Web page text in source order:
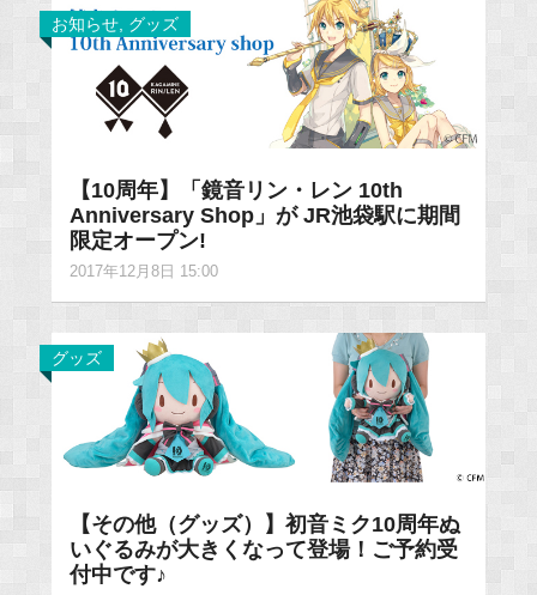
お知らせ, グッズ
【10周年】「鏡音リン・レン 10th
Anniversary Shop」が JR池袋駅に期間
限定オープン!
2017年12月8日 15:00
グッズ
【その他（グッズ）】初音ミク10周年ぬ
いぐるみが大きくなって登場！ご予約受
付中です♪